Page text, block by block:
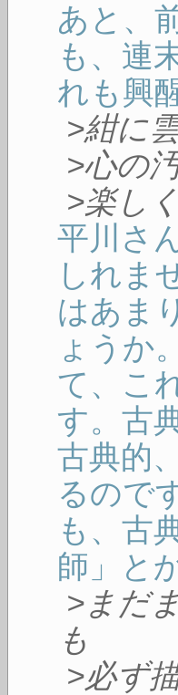
あと、
も、連
れも興
>紺に
>心の
>楽し
平川さ
しれま
はあま
ょうか
て、こ
す。古
古典的
るので
も、古
師」と
>まだ
も
>必ず